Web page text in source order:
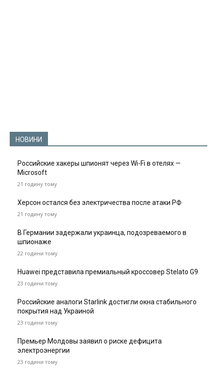
НОВИНИ
Российские хакеры шпионят через Wi-Fi в отелях —
Microsoft
21 годину тому
Херсон остался без электричества после атаки РФ
21 годину тому
В Германии задержали украинца, подозреваемого в
шпионаже
22 години тому
Huawei представила премиальный кроссовер Stelato G9
23 години тому
Российские аналоги Starlink достигли окна стабильного
покрытия над Украиной
23 години тому
Премьер Молдовы заявил о риске дефицита
электроэнергии
23 години тому